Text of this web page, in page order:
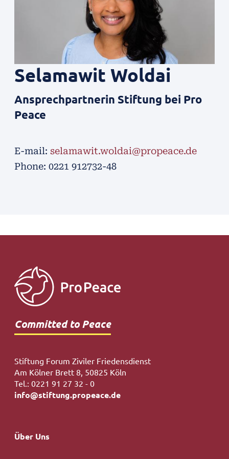
Selamawit Woldai
Ansprechpartnerin Stiftung bei Pro
Peace
E-mail: selamawit.woldai@propeace.de
Phone: 0221 912732-48
Committed to Peace
Stiftung Forum Ziviler Friedensdienst
Am Kölner Brett 8, 50825 Köln
Tel.: 0221 91 27 32 - 0
info@stiftung.propeace.de
Hauptnavigation
Über Uns